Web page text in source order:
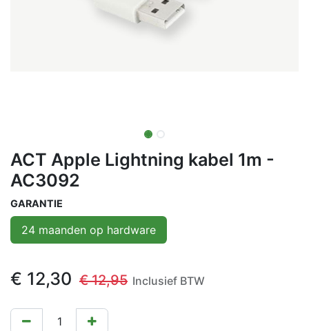
ACT Apple Lightning kabel 1m -
AC3092
GARANTIE
24 maanden op hardware
€ 12,30 €12,95 Inclusief BTW